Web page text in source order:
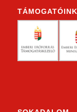
TÁMOGATÓINK